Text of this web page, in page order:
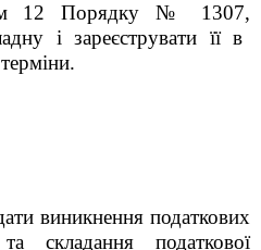
12 Порядку № 1307,
і зареєструвати її в
виникнення податкових
складання податкової